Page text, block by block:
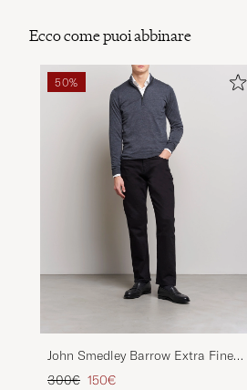
Ecco come puoi abbinare
50%
John Smedley Barrow Extra Fine
Merino Half Zip Charcoal
Prezzo ordinario
300€ Prezzo ridotto
150€